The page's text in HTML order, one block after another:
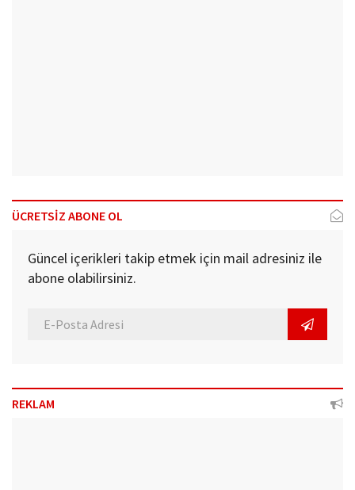
ÜCRETSİZ ABONE OL
Güncel içerikleri takip etmek için mail adresiniz ile
abone olabilirsiniz.
REKLAM